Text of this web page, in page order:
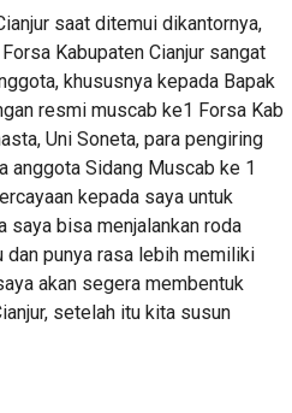
saat ditemui dikantornya,
Kabupaten Cianjur sangat
khususnya kepada Bapak
resmi muscab ke1 Forsa Kab
Uni Soneta, para pengiring
anggota Sidang Muscab ke 1
kepada saya untuk
saya bisa menjalankan roda
punya rasa lebih memiliki
akan segera membentuk
setelah itu kita susun